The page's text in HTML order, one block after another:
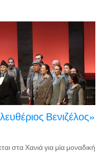
Βενιζέλος»
στα Χανιά για μία μοναδική